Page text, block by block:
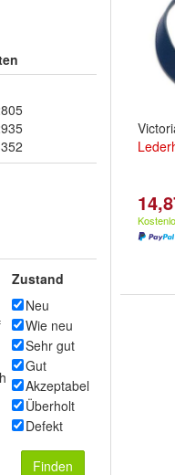
Zustand
Neu
Wie neu
Sehr gut
Gut
Akzeptabel
Überholt
Defekt
Finden